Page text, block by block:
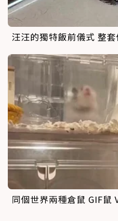
汪汪的獨特飯前儀式 整
同個世界兩種倉鼠 GIF鼠